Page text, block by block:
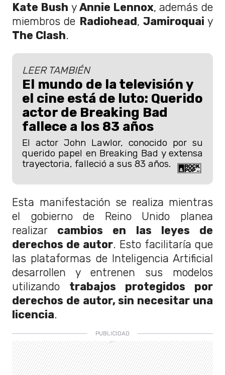
Kate Bush y Annie Lennox, además de
miembros de Radiohead, Jamiroquai y
The Clash.
LEER TAMBIÉN
El mundo de la televisión y
el cine está de luto: Querido
actor de Breaking Bad
fallece a los 83 años
El actor John Lawlor, conocido por su
querido papel en Breaking Bad y extensa
trayectoria, falleció a sus 83 años.
Esta manifestación se realiza mientras
el gobierno de Reino Unido planea
realizar cambios en las leyes de
derechos de autor. Esto facilitaría que
las plataformas de Inteligencia Artificial
desarrollen y entrenen sus modelos
utilizando trabajos protegidos por
derechos de autor, sin necesitar una
licencia.